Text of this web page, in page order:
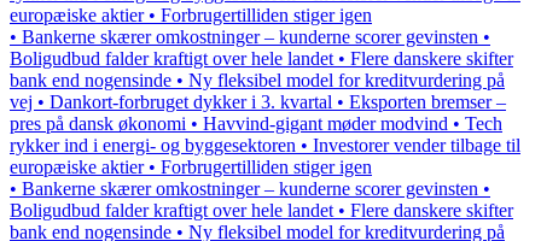
europæiske aktier • Forbrugertilliden stiger igen
• Bankerne skærer omkostninger – kunderne scorer gevinsten •
Boligudbud falder kraftigt over hele landet • Flere danskere skifter
bank end nogensinde • Ny fleksibel model for kreditvurdering på
vej • Dankort-forbruget dykker i 3. kvartal • Eksporten bremser –
pres på dansk økonomi • Havvind-gigant møder modvind • Tech
rykker ind i energi- og byggesektoren • Investorer vender tilbage til
europæiske aktier • Forbrugertilliden stiger igen
• Bankerne skærer omkostninger – kunderne scorer gevinsten •
Boligudbud falder kraftigt over hele landet • Flere danskere skifter
bank end nogensinde • Ny fleksibel model for kreditvurdering på